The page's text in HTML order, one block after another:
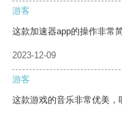
游客
这款加速器app的操作非常
2023-12-09
游客
这款游戏的音乐非常优美，